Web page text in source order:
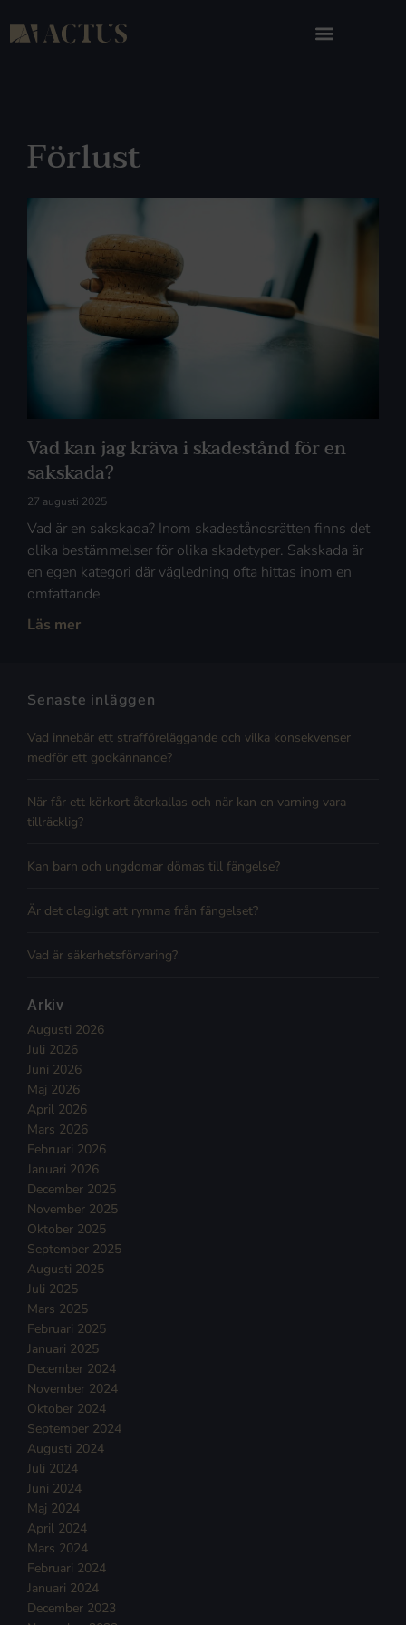
Förlust
Vad kan jag kräva i skadestånd för en
sakskada?
27 augusti 2025
Vad är en sakskada? Inom skadeståndsrätten finns det
olika bestämmelser för olika skadetyper. Sakskada är
en egen kategori där vägledning ofta hittas inom en
omfattande
Läs mer
Senaste inläggen
Vad innebär ett strafföreläggande och vilka konsekvenser
medför ett godkännande?
När får ett körkort återkallas och när kan en varning vara
tillräcklig?
Kan barn och ungdomar dömas till fängelse?
Är det olagligt att rymma från fängelset?
Vad är säkerhetsförvaring?
Arkiv
Augusti 2026
Juli 2026
Juni 2026
Maj 2026
April 2026
Mars 2026
Februari 2026
Januari 2026
December 2025
November 2025
Oktober 2025
September 2025
Augusti 2025
Juli 2025
Mars 2025
Februari 2025
Januari 2025
December 2024
November 2024
Oktober 2024
September 2024
Augusti 2024
Juli 2024
Juni 2024
Maj 2024
April 2024
Mars 2024
Februari 2024
Januari 2024
December 2023